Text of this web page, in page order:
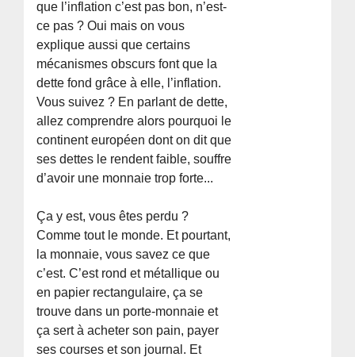
que l’inflation c’est pas bon, n’est-
ce pas ? Oui mais on vous
explique aussi que certains
mécanismes obscurs font que la
dette fond grâce à elle, l’inflation.
Vous suivez ? En parlant de dette,
allez comprendre alors pourquoi le
continent européen dont on dit que
ses dettes le rendent faible, souffre
d’avoir une monnaie trop forte...
Ça y est, vous êtes perdu ?
Comme tout le monde. Et pourtant,
la monnaie, vous savez ce que
c’est. C’est rond et métallique ou
en papier rectangulaire, ça se
trouve dans un porte-monnaie et
ça sert à acheter son pain, payer
ses courses et son journal. Et